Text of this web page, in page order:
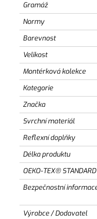
Gramáž
Normy
Barevnost
Velikost
Montérková kolekce
Kategorie
Značka
Svrchní materiál
Reflexní doplňky
Délka produktu
OEKO-TEX®
Bezpečnostní
Výrobce / Dodavatel